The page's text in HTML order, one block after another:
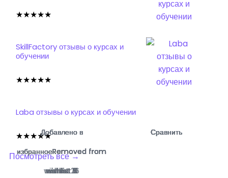
Добавлено в
избранноеRemoved from
wishlist 26
Сравнить
Добавлено в
избранноеRemoved from
wishlist 9
Сравнить
Добавлено в
избранноеRemoved from
wishlist 10
Сравнить
Добавлено в
избранноеRemoved from
wishlist 2
Сравнить
Добавлено в
избранноеRemoved from
wishlist 3
Сравнить
★★★★★
Добавлено в
избранноеRemoved from
wishlist 3
Сравнить
SkillFactory отзывы о курсах и
обучении
★★★★★
Добавлено в
избранноеRemoved from
wishlist 4
Сравнить
Laba отзывы о курсах и обучении
★★★★★
Добавлено в
избранноеRemoved from
wishlist 5
Сравнить
Посмотреть все →